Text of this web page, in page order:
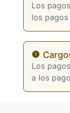
Los
los
Los
a los